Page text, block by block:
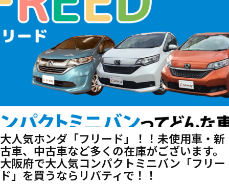
大人気ホンダ「フリード」！！未使用車・新
古車、中古車など多くの在庫がございます。
大阪府で大人気コンパクトミニバン「フリー
ド」を買うならリバティで！！